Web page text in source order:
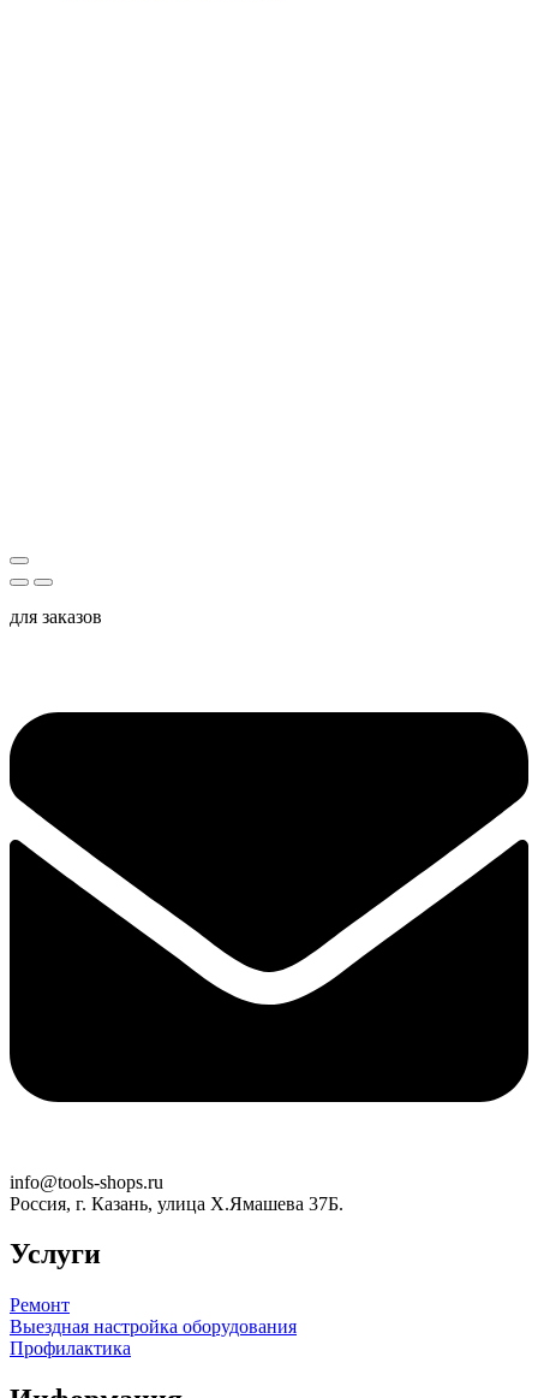
для заказов
info@tools-shops.ru
Россия, г. Казань, улица Х.Ямашева 37Б.
Услуги
Ремонт
Выездная настройка оборудования
Профилактика